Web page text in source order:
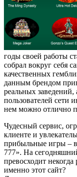
годы своей работы
собрал вокруг себя
качественных
данным брендом
реальных заведений,
пользователей сети
нем можно отлично
Чудесный сервис,
клиенте и
прибыльные игры –
777». На
превосходит
именно этот сайт?